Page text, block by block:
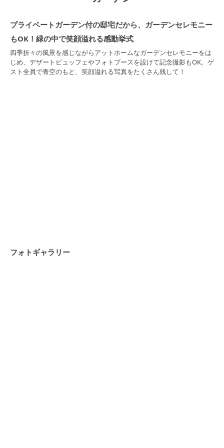
プライベートガーデン付の邸宅だから、ガーデンセレモニー
もOK！緑の中で笑顔溢れる感動挙式
四季折々の風景を感じながらアットホームなガーデンセレモニーをは
じめ、デザートビュッフェやフォトブースを設けて記念撮影もOK。ゲ
スト全員で青空のもと、笑顔溢れる写真をたくさん残して！
フォトギャラリー